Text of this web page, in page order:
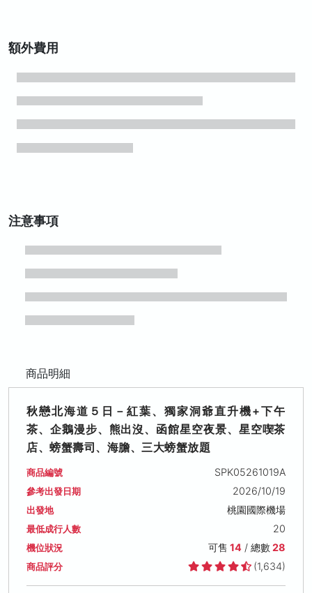
額外費用
注意事項
商品明細
秋戀北海道５日－紅葉、獨家洞爺直升機+下午
茶、企鵝漫步、熊出沒、函館星空夜景、星空喫茶
店、螃蟹壽司、海膽、三大螃蟹放題
商品編號 SPK05261019A
參考出發日期 2026/10/19
出發地 桃園國際機場
最低成行人數 20
機位狀況 可售 14/ 總數28
商品評分 (1,634)